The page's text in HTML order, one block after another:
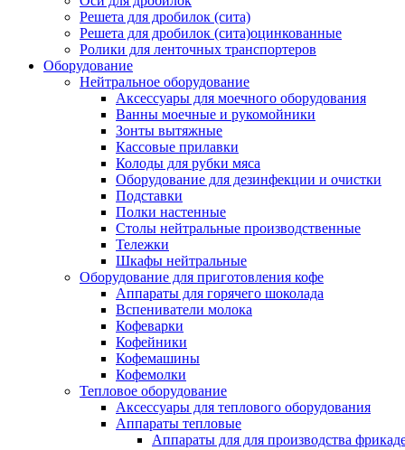
Решета для дробилок (сита)
Решета для дробилок (сита)оцинкованные
Ролики для ленточных транспортеров
Оборудование
Нейтральное оборудование
Аксессуары для моечного оборудования
Ванны моечные и рукомойники
Зонты вытяжные
Кассовые прилавки
Колоды для рубки мяса
Оборудование для дезинфекции и очистки
Подставки
Полки настенные
Столы нейтральные производственные
Тележки
Шкафы нейтральные
Оборудование для приготовления кофе
Аппараты для горячего шоколада
Вспениватели молока
Кофеварки
Кофейники
Кофемашины
Кофемолки
Тепловое оборудование
Аксессуары для теплового оборудования
Аппараты тепловые
Аппараты для для производства